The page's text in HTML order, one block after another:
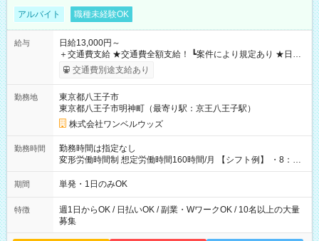
アルバイト 職種未経験OK
給与
日給13,000円～
＋交通費支給 ★交通費全額支給！ ┗案件により規定あり ★日払
いOK！（規定あり） ┗働いたその日に現金GET♪ お仕事後はコ
ンビニATMから 日払い分を引き落とせます！ 【試用期間】試
交通費別途支給あり
勤務地
東京都八王子市
東京都八王子市明神町（最寄り駅：京王八王子駅）
株式会社ワンベルウッズ
勤務時間
勤務時間は指定なし
変形労働時間制 想定労働時間160時間/月 【シフト例】 ・8：00
～21：00
期間 単発・1日のみOK
特徴
週1日からOK / 日払いOK / 副業・WワークOK / 10名以上の大量
募集